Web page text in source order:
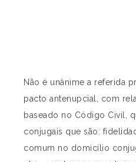
Não é unânime a referida
pacto antenupcial, com
baseado no Código Civil,
conjugais que são:
comum no domicílio